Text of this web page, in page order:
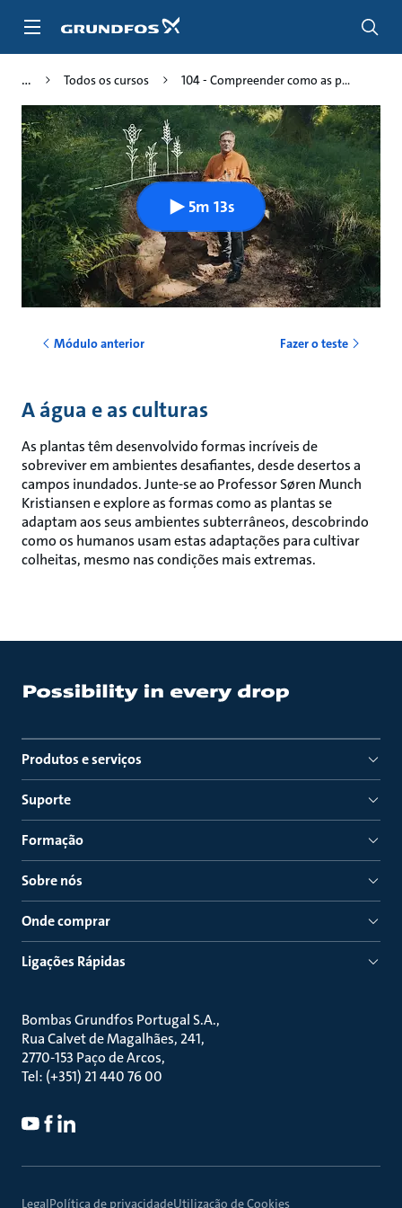
para
Todos os cursos 104 - Compreender como as p...
5m 13s
Módulo anterior Fazer o teste
A água e as culturas
As plantas têm desenvolvido formas incríveis de
sobreviver em ambientes desafiantes, desde desertos a
campos inundados. Junte-se ao Professor Søren Munch
Kristiansen e explore as formas como as plantas se
adaptam aos seus ambientes subterrâneos, descobrindo
como os humanos usam estas adaptações para cultivar
colheitas, mesmo nas condições mais extremas.
Produtos e serviços
Suporte
Formação
Sobre nós
Onde comprar
Ligações Rápidas
Bombas Grundfos Portugal S.A.
Rua Calvet de Magalhães, 241
2770-153 Paço de Arcos
Tel: (+351) 21 440 76 00
LegalPolítica de privacidadeUtilização de Cookies